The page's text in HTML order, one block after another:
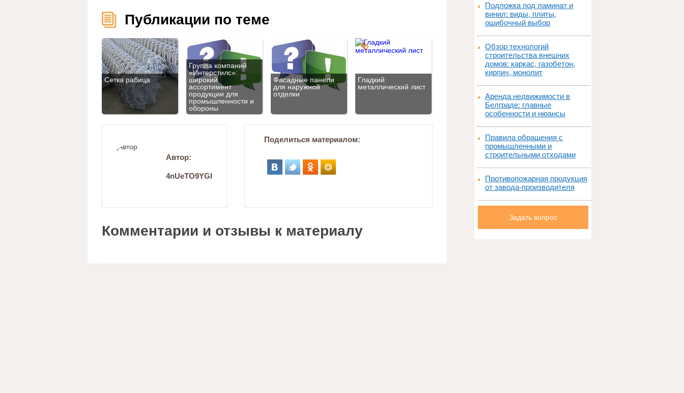
Публикации по теме
Сетка рабица
Группа компаний
«Интерстилс»:
широкий
ассортимент
продукции для
промышленности и
обороны
Фасадные панели
для наружной
отделки
Гладкий
металлический лист
Автор:
4nUeTO9YGI
Поделиться материалом:
Комментарии и отзывы к материалу
Подложка под ламинат и
винил: виды, плиты,
ошибочный выбор
Обзор технологий
строительства внешних
домов: каркас, газобетон,
кирпич, монолит
Аренда недвижимости в
Белграде: главные
особенности и нюансы
Правила обращения с
промышленными и
строительными отходами
Противопожарная продукция
от завода-производителя
Задать вопрос